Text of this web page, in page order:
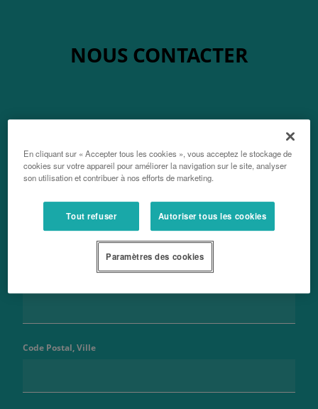
NOUS CONTACTER
Code Postal, Ville
En cliquant sur « Accepter tous les cookies », vous acceptez le stockage de
cookies sur votre appareil pour améliorer la navigation sur le site, analyser
son utilisation et contribuer à nos efforts de marketing.
Tout refuser Autoriser tous les cookies
Paramètres des cookies